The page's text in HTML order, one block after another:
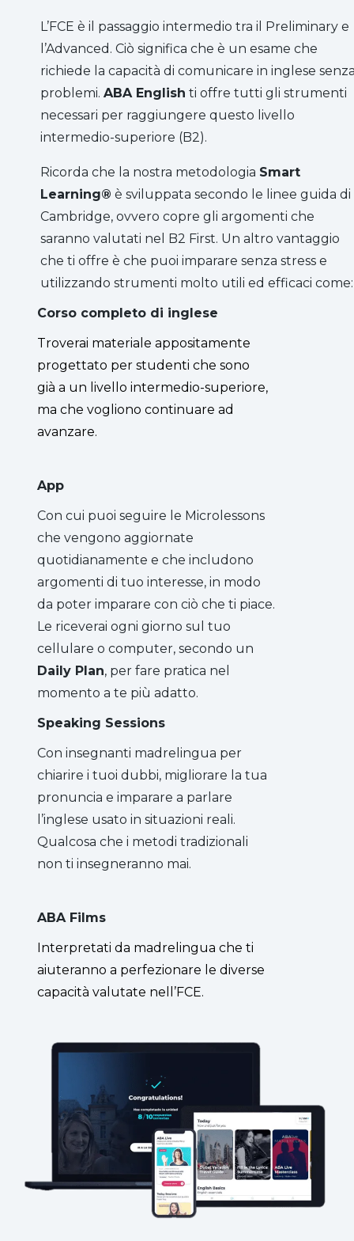
L’FCE è il passaggio intermedio tra il Preliminary e
l’Advanced. Ciò significa che è un esame che
richiede la capacità di comunicare in inglese
problemi. ABA English ti offre tutti gli strumenti
necessari per raggiungere questo livello
intermedio-superiore (B2).
Ricorda che la nostra metodologia Smart
Learning® è sviluppata secondo le linee guida di
Cambridge, ovvero copre gli argomenti che
saranno valutati nel B2 First. Un altro vantaggio
che ti offre è che puoi imparare senza stress e
utilizzando strumenti molto utili ed efficaci come:
Corso completo di inglese
Troverai materiale appositamente
progettato per studenti che sono
già a un livello intermedio-superiore,
ma che vogliono continuare ad
avanzare.
App
Con cui puoi seguire le Microlessons
che vengono aggiornate
quotidianamente e che includono
argomenti di tuo interesse, in modo
da poter imparare con ciò che ti piace.
Le riceverai ogni giorno sul tuo
cellulare o computer, secondo un
Daily Plan, per fare pratica nel
momento a te più adatto.
Speaking Sessions
Con insegnanti madrelingua per
chiarire i tuoi dubbi, migliorare la tua
pronuncia e imparare a parlare
l’inglese usato in situazioni reali.
Qualcosa che i metodi tradizionali
non ti insegneranno mai.
ABA Films
Interpretati da madrelingua che ti
aiuteranno a perfezionare le diverse
capacità valutate nell’FCE.